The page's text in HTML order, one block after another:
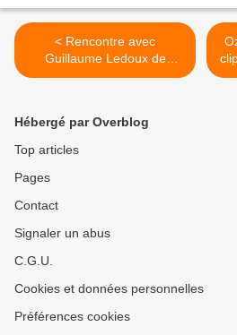
< Rencontre avec
Guillaume Ledoux de
Blankass à l’occasion de la
Hébergé par Overblog
Top articles
Pages
Contact
Signaler un abus
C.G.U.
Cookies et données personnelles
Préférences cookies